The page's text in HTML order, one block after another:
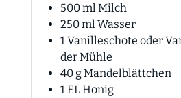
500ml Milch
250ml Wasser
1 Vanilleschote oder
der Mühle
40gMandelblättchen
1 ELHonig